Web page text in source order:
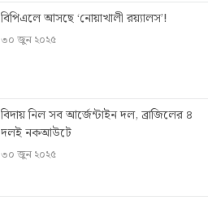
বিপিএলে আসছে ‘নোয়াখালী রয়্যালস’!
৩০ জুন ২০২৫
বিদায় নিল সব আর্জেন্টাইন দল, ব্রাজিলের ৪
দলই নকআউটে
৩০ জুন ২০২৫